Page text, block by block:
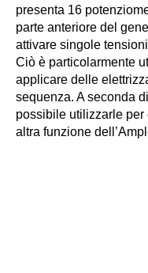
presenta 16
parte anteriore del
attivare singole
Ciò è particolarmente
applicare delle
sequenza. A seconda
possibile utilizzarle per
altra funzione